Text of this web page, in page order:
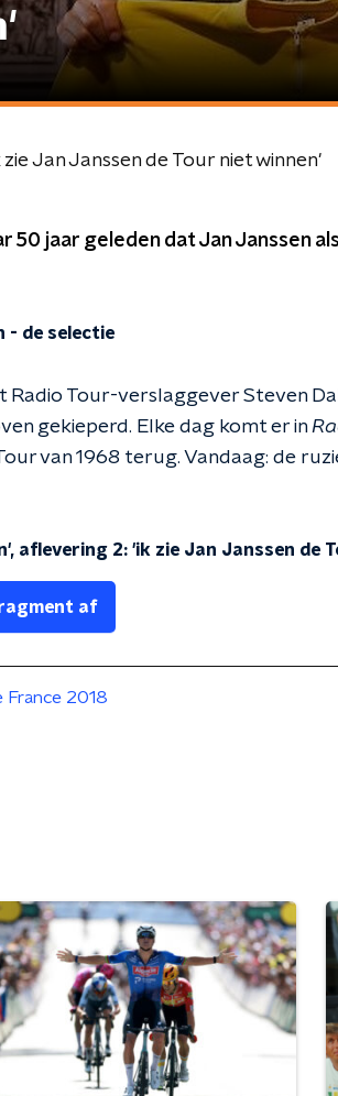
Jan Janssen de Tour niet winnen'
50 jaar geleden dat Jan Janssen
- de selectie
Radio Tour-verslaggever Steven
gekieperd. Elke dag komt er in
van 1968 terug. Vandaag: de
aflevering 2: 'ik zie Jan Janssen de
af
France 2018